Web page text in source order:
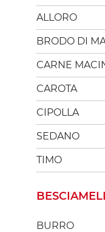
ALLORO
BRODO DI
CARNE
CAROTA
CIPOLLA
SEDANO
TIMO
BURRO